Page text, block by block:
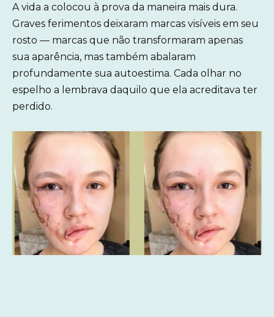
A vida a colocou à prova da maneira mais dura.
Graves ferimentos deixaram marcas visíveis em seu
rosto — marcas que não transformaram apenas
sua aparência, mas também abalaram
profundamente sua autoestima. Cada olhar no
espelho a lembrava daquilo que ela acreditava ter
perdido.